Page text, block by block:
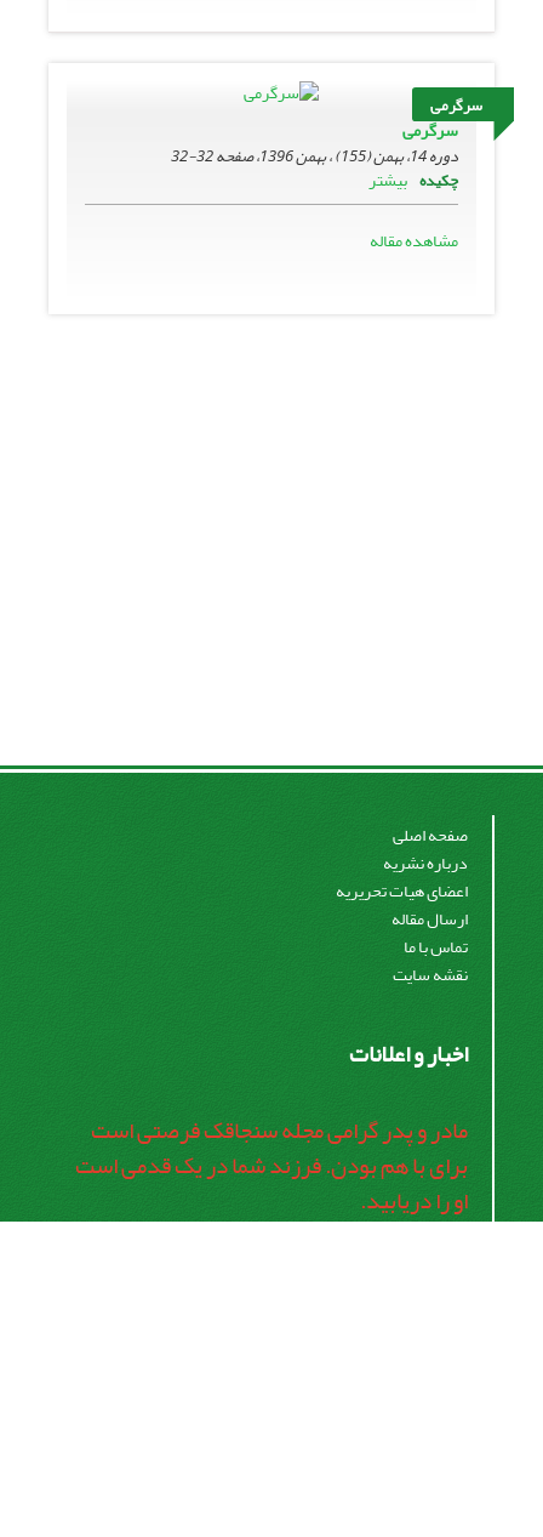
سرگرمی
سرگرمی
دوره 14، بهمن (155) ، بهمن 1396، صفحه
32-32
چکیده بیشتر
مشاهده مقاله
صفحه اصلی
درباره نشریه
اعضای هیات تحریریه
ارسال مقاله
تماس با ما
نقشه سایت
اخبار و اعلانات
مادر و پدر گرامی مجله سنجاقک فرصتی است
برای با هم بودن. فرزند شما در یک قدمی است
او را دریابید.